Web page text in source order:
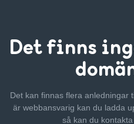
Det finns
Det kan finnas flera anledningar
är webbansvarig kan du ladda
så kan du